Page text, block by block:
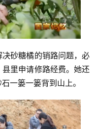
砂糖橘的销路问题，必
里申请修路经费。她还
一篓一篓背到山上。